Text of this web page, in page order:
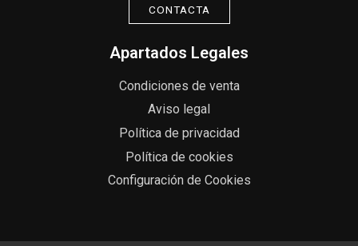
CONTACTA
Apartados Legales
Condiciones de venta
Aviso legal
Política de privacidad
Política de cookies
Configuración de Cookies